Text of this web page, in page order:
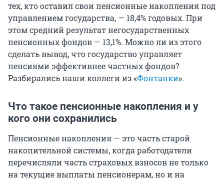
тех, кто оставил свои пенсионные накопления под
управлением государства, — 18,4% годовых. При
этом средний результат негосударственных
пенсионных фондов — 13,1%. Можно ли из этого
сделать вывод, что государство управляет
пенсиями эффективнее частных фондов?
Разбирались наши коллеги из «Фонтанки».
Что такое пенсионные накопления и у
кого они сохранились
Пенсионные накопления — это часть старой
накопительной системы, когда работодатели
перечисляли часть страховых взносов не только
на текущие выплаты пенсионерам, но и на